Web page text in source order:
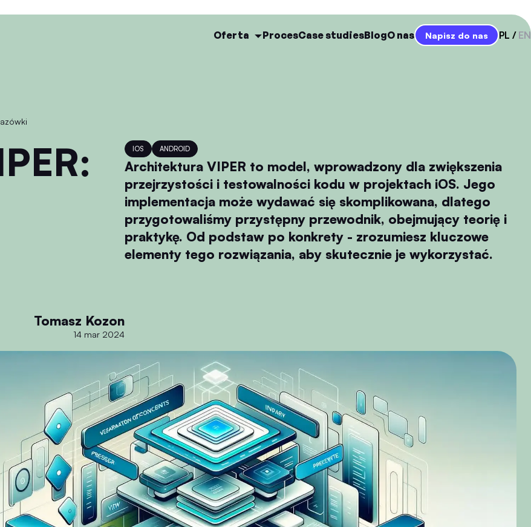
Oferta ProcesCase studiesBlogO nas Napisz do nas PL EN
Tomasz Kozon
14 mar 2024
IOS ANDROID
Architektura VIPER to model, wprowadzony dla zwiększenia
przejrzystości i testowalności kodu w projektach iOS. Jego
implementacja może wydawać się skomplikowana, dlatego
przygotowaliśmy przystępny przewodnik, obejmujący teorię i
praktykę. Od podstaw po konkrety - zrozumiesz kluczowe
elementy tego rozwiązania, aby skutecznie je wykorzystać.